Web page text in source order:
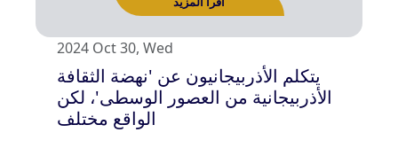
2024 Oct 30, Wed
يتكلم الأذربيجانيون عن 'نهضة الثقافة
الأذربيجانية من العصور الوسطى'، لكن
الواقع مختلف